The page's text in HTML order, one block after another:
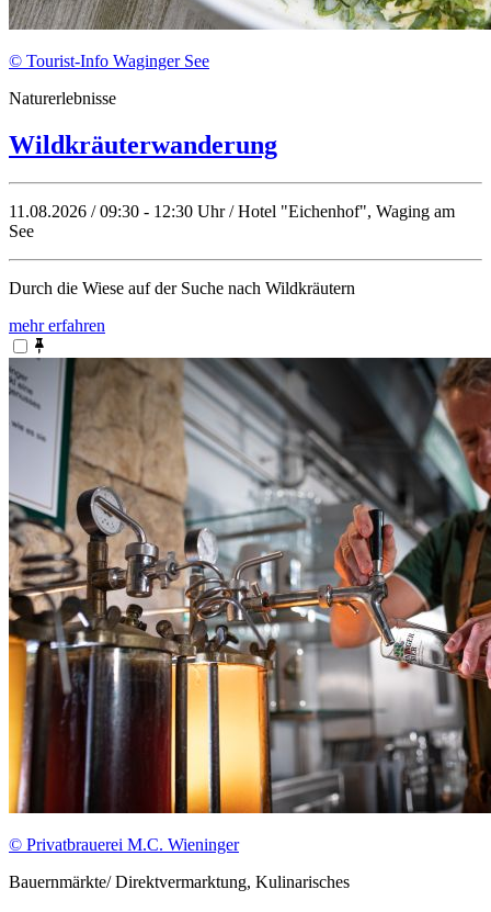
© Tourist-Info Waginger See
Naturerlebnisse
Wildkräuterwanderung
11.08.2026 / 09:30 - 12:30 Uhr / Hotel "Eichenhof", Waging am
See
Durch die Wiese auf der Suche nach Wildkräutern
mehr erfahren
© Privatbrauerei M.C. Wieninger
Bauernmärkte/ Direktvermarktung, Kulinarisches